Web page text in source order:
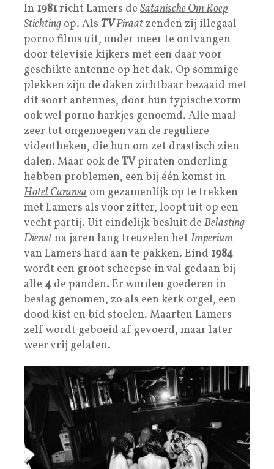
In 1981richt Lamers de Satanische Om Roep
Stichting op. Als TVPiraatzenden zij illegaal
porno films uit, onder meer te ontvangen
door televisie kijkers met een daar voor
geschikte antenne op het dak. Op sommige
plekken zijn de daken zichtbaar bezaaid met
dit soort antennes, door hun typische vorm
ook wel porno harkjes genoemd. Alle maal
zeer tot ongenoegen van de reguliere
videotheken, die hun om zet drastisch zien
dalen. Maar ook de TVpiraten onderling
hebben problemen, een bij één komst in
Hotel Caransa om gezamenlijk op te trekken
met Lamers als voor zitter, loopt uit op een
vecht partij. Uit eindelijk besluit de Belasting
Dienstna jaren lang treuzelen het Imperium
van Lamers hard aan te pakken. Eind 1984
wordt een groot scheepse in val gedaan bij
alle 4 de panden. Er worden goederen in
beslag genomen, zo als een kerk orgel, een
dood kist en bid stoelen. Maarten Lamers
zelf wordt geboeid af gevoerd, maar later
weer vrij gelaten.